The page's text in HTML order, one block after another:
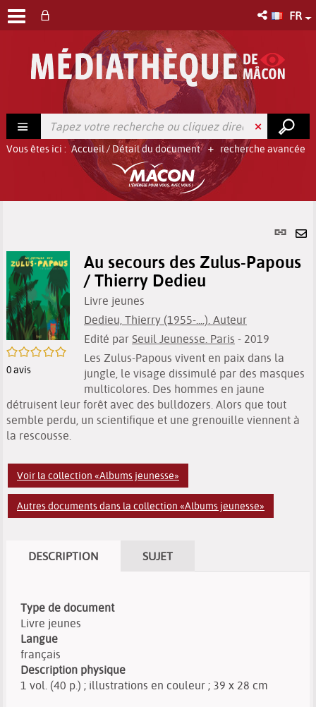
FR
recherche avancée
Vous êtes ici : Accueil/ Détail du document
Lien
/5
0avis
Au secours des Zulus-Papous
/ Thierry Dedieu
Livre jeunes
Dedieu, Thierry (1955-....). Auteur
Edité par Seuil Jeunesse. Paris - 2019
Les Zulus-Papous vivent en paix dans la
jungle, le visage dissimulé par des masques
multicolores. Des hommes en jaune
détruisent leur forêt avec des bulldozers. Alors que tout
semble perdu, un scientifique et une grenouille viennent à
la rescousse.
Voir la collection «Albums jeunesse»
Autres documents dans la collection «Albums jeunesse»
DESCRIPTION SUJET
Type de document
Livre jeunes
Langue
français
Description physique
1 vol. (40 p.) ; illustrations en couleur ; 39 x 28 cm